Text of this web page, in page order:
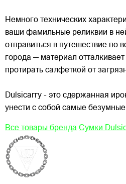
Немного технических
ваши фамильные реликвии в
отправиться в путешествие по
города — материал отталкивает
протирать салфеткой от
Dulsicarry - это сдержанная
унести с собой самые безумные
Все товары бренда Сумки